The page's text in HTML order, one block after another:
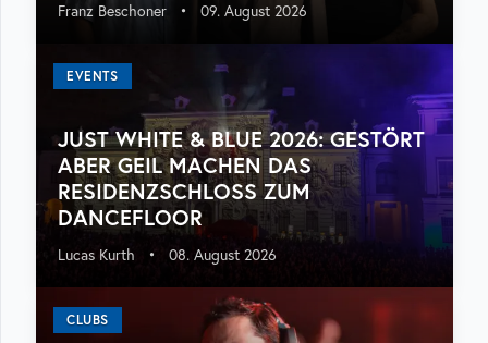
Franz Beschoner • 09. August 2026
EVENTS
JUST WHITE & BLUE 2026: GESTÖRT
ABER GEIL MACHEN DAS
RESIDENZSCHLOSS ZUM
DANCEFLOOR
Lucas Kurth • 08. August 2026
CLUBS